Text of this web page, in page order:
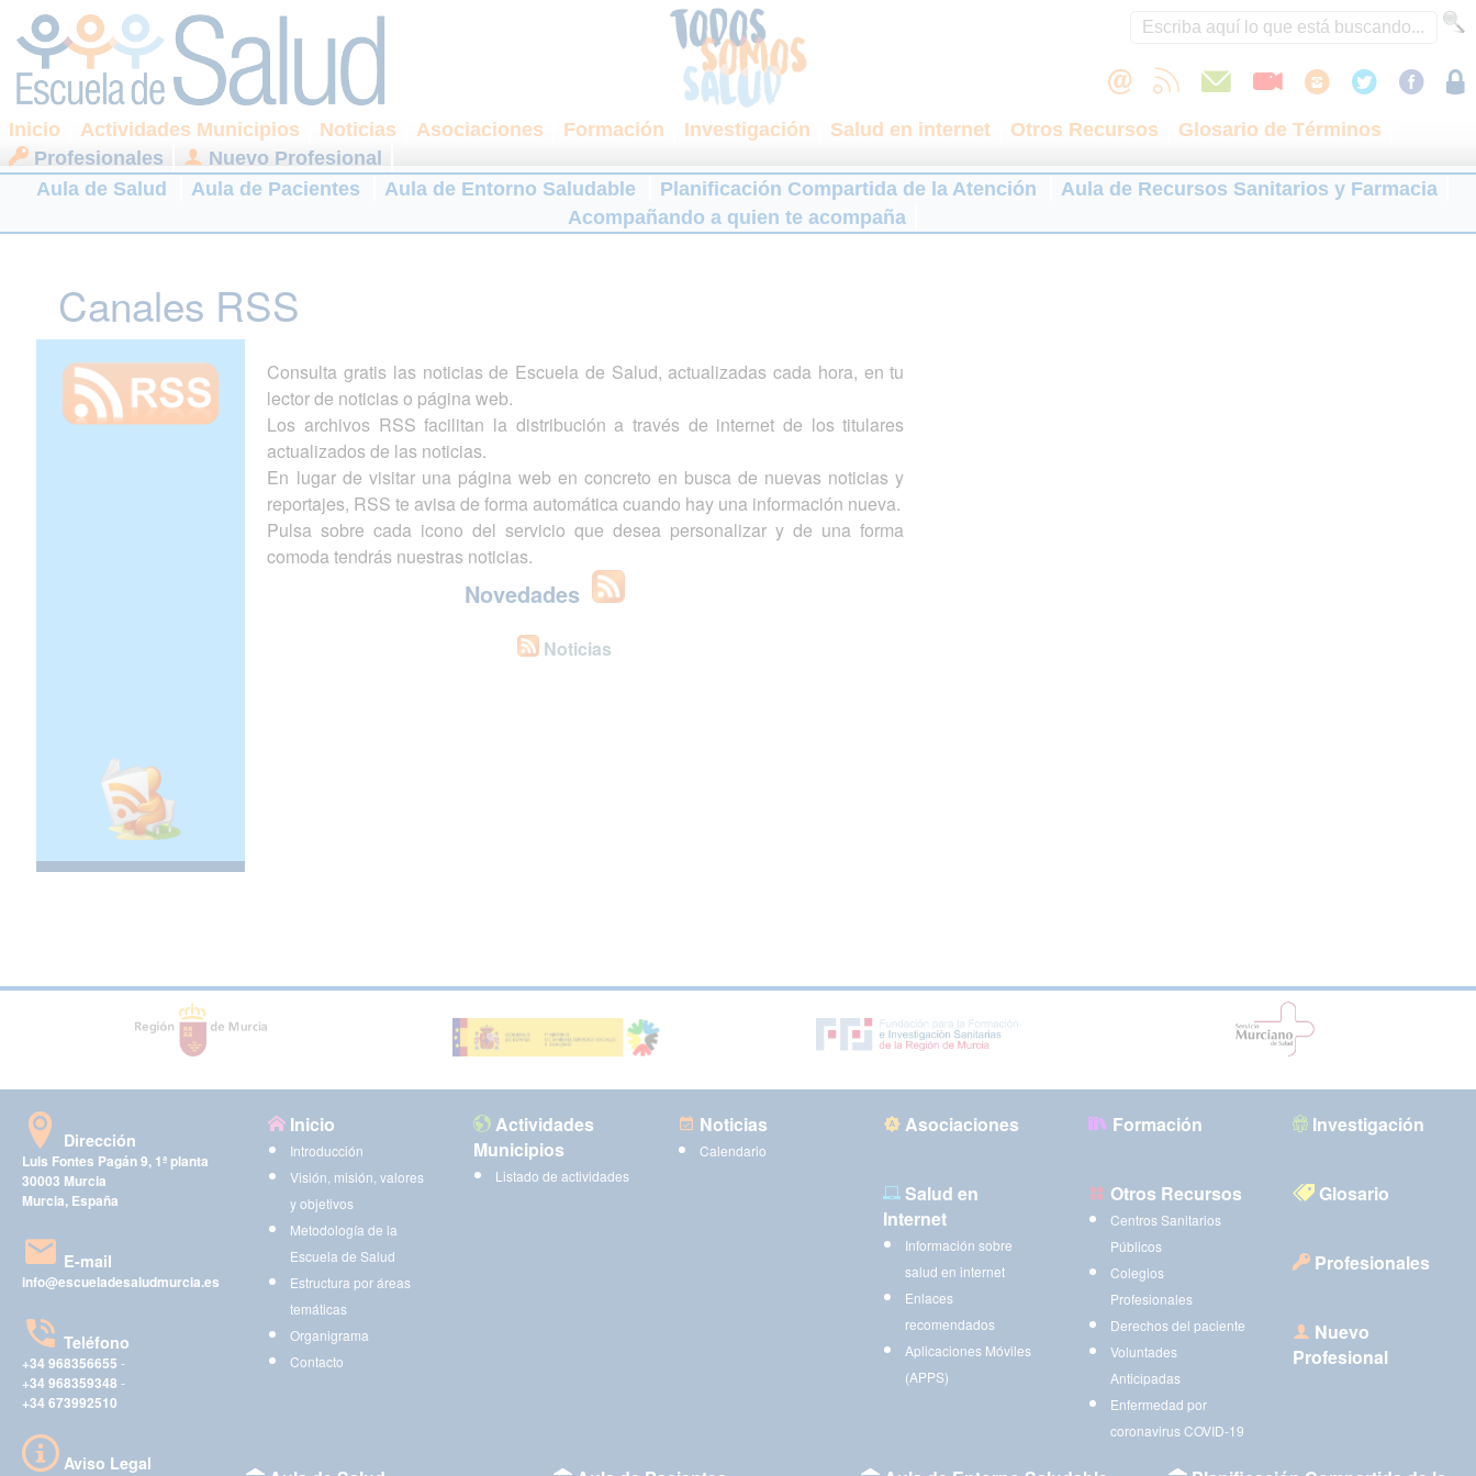
Inicio Actividades Municipios Noticias Asociaciones Formación Investigación Salud en internet Otros Recursos
Glosario de Términos
Profesionales
Nuevo Profesional
Aula de Salud
Aula de Pacientes Aula de Entorno Saludable Planificación Compartida de la Atención
Aula de Recursos Sanitarios y Farmacia
Acompañando a quien te acompaña
Canales RSS
Consulta gratis las noticias de Escuela de Salud, actualizadas cada hora, en tu
lector de noticias o página web.
Los archivos RSS facilitan la distribución a través de internet de los titulares
actualizados de las noticias.
En lugar de visitar una página web en concreto en busca de nuevas noticias y
reportajes, RSS te avisa de forma automática cuando hay una información nueva.
Pulsa sobre cada icono del servicio que desea personalizar y de una forma
comoda tendrás nuestras noticias.
Novedades
Noticias
Dirección
Luis Fontes Pagán 9, 1ª planta
30003 Murcia
Murcia, España
E-mail
info@escueladesaludmurcia.es
Teléfono
+34 968356655 -
+34 968359348 -
+34 673992510
Aviso Legal
Inicio
Introducción
Visión, misión, valores
y objetivos
Metodología de la
Escuela de Salud
Estructura por áreas
temáticas
Organigrama
Contacto
Actividades
Municipios
Listado de actividades
Noticias
Calendario
Asociaciones Formación Investigación
Salud en
Internet
Información sobre
salud en internet
Enlaces
recomendados
Aplicaciones Móviles
(APPS)
Otros Recursos
Centros Sanitarios
Públicos
Colegios
Profesionales
Derechos del paciente
Voluntades
Anticipadas
Enfermedad por
coronavirus COVID-19
Glosario
Profesionales
Nuevo
Profesional